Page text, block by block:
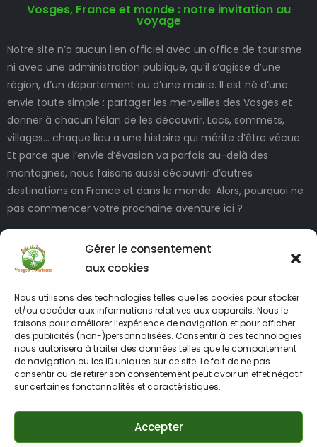
Gérer le consentement
aux cookies
Nous utilisons des technologies telles que les cookies pour stocker
et/ou accéder aux informations relatives aux appareils. Nous le
faisons pour améliorer l’expérience de navigation et pour afficher
des publicités (non-)personnalisées. Consentir à ces technologies
nous autorisera à traiter des données telles que le comportement
de navigation ou les ID uniques sur ce site. Le fait de ne pas
consentir ou de retirer son consentement peut avoir un effet négatif
sur certaines fonctonnalités et caractéristiques.
Accepter
Vosges, France et monde : notre invitation au
voyage
Notre site n’a aucun lien officiel avec un office de tourisme
ni avec une administration publique, qu’il s’agisse d’une
région, d’un département ou d’une mairie. Il est né d’une
envie toute simple : partager les merveilles des Vosges et
donner à chacun l’élan de les découvrir. Lacs, sommets,
villages… chaque lieu a une histoire qui mérite d’être vécue.
Et parce que l’envie d’évasion va parfois au-delà des
montagnes, nous faisons aussi découvrir d’autres
destinations en France et dans le monde. Alors, pourquoi ne
pas commencer votre prochaine aventure ici ?
INFORMATIONS LÉGALES